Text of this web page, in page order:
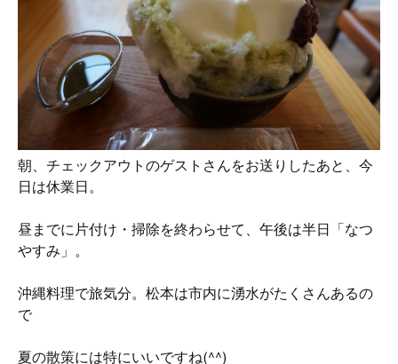
朝、チェックアウトのゲストさんをお送りしたあと、今
日は休業日。
昼までに片付け・掃除を終わらせて、午後は半日「なつ
やすみ」。
沖縄料理で旅気分。松本は市内に湧水がたくさんあるの
で
夏の散策には特にいいですね(^^)